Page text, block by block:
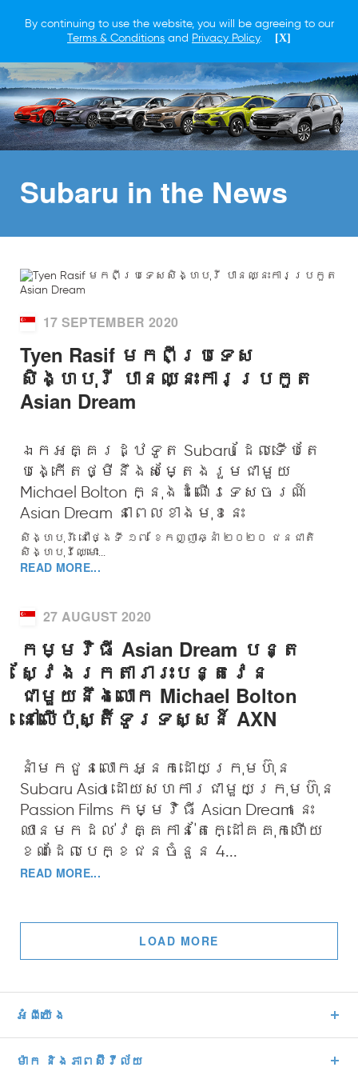
By continuing to use the website, you will be agreeing to our
Terms & Conditions and Privacy Policy. [X]
Subaru in the News
17 SEPTEMBER 2020
Tyen Rasif មកពីប្រទេស
សិង្ហបុរី បានឈ្នះការប្រកួត
Asian Dream
ឯកអគ្គរដ្ឋទូត Subaru ដែលទើបតែ
បង្កើតថ្មីនឹងសម្តែងរួមជាមួយ
Michael Bolton ក្នុងដំណើរទេសចរណ៍
Asian Dream នាពេលខាងមុខនេះ
សិង្ហបុរី នៅថ្ងៃទី ១៧ ខែកញ្ញាឆ្នាំ ២០២០ ជនជាតិ
សិង្ហបុរីឈ្មោះ...
READ MORE...
27 AUGUST 2020
កម្មវិធី Asian Dream បន្ត
ស្វែងរកតារារះបន្តវេន
ជាមួយនឹងលោក Michael Bolton
នៅលើប៉ុស្តិ៍ទូរទស្សន៍ AXN
នាំមកជូនលោកអ្នកដោយក្រុមហ៊ុន
Subaru Asia ដោយសហការជាមួយក្រុមហ៊ុន
Passion Films កម្មវិធី Asian Dream នេះ
ឈានមកដល់វគ្គកាន់តែក្ដៅគគុកហើយ
ខណៈដែលបេក្ខជនចំនួន 4...
READ MORE...
LOAD MORE
អំពីយើង
ម៉ាក និងភាពស៊ីវីល័យ